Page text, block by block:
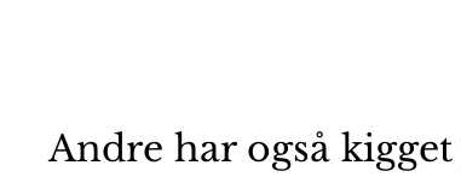
Andre har også kigget